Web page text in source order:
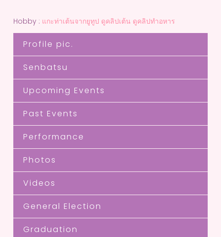
Hobby : แกะท่าเต้นจากยูทูป ดูคลิปเต้น ดูคลิปทำอหาร
Profile pic.
Senbatsu
Upcoming Events
Past Events
Performance
Photos
Videos
General Election
Graduation